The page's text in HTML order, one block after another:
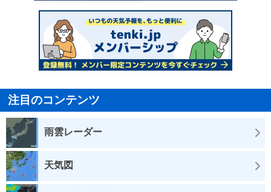
注目のコンテンツ
雨雲レーダー
天気図